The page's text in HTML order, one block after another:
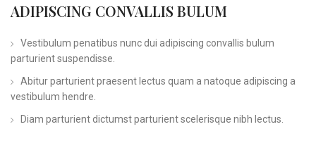
ADIPISCING CONVALLIS BULUM
Vestibulum penatibus nunc dui adipiscing convallis bulum
parturient suspendisse.
Abitur parturient praesent lectus quam a natoque adipiscing a
vestibulum hendre.
Diam parturient dictumst parturient scelerisque nibh lectus.